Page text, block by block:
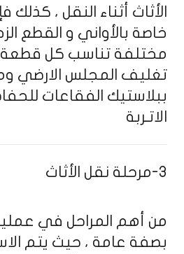
الأثاث أثناء النقل ، كذلك
خاصة بالأواني و القطع
مختلفة تناسب كل قطعة
تغليف المجلس الارضي
ببلاستيك الفقاعات
الاتـربة
3-مرحلة نقل الأثاث
من أهم المراحل في
بصفة عامة ، حيث يتم